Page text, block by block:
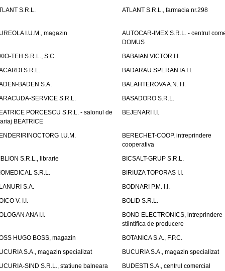
S.R.L.
ATLANT S.R.L., farmacia nr.298
I.U.M., magazin
AUTOCAR-IMEX S.R.L. - centrul
DOMUS
TEH S.R.L., S.C.
BABAIAN VICTOR I.I.
S.R.L.
BADARAU SPERANTA I.I.
BADEN S.A.
BALAHTEROVA A.N. I.I.
SERVICE S.R.L.
BASADORO S.R.L.
PORCESCU S.R.L. - salonul de
BEATRICE
BEJENARI I.I.
I.U.M.
BERECHET-COOP, intreprindere
cooperativa
S.R.L., librarie
BICSALT-GRUP S.R.L.
S.R.L.
BIRIUZA TOPORAS I.I.
S.A.
BODNARI P.M. I.I.
V. I.I.
BOLID S.R.L.
ANA I.I.
BOND ELECTRONICS, intreprindere
stiintifica de producere
HUGO BOSS, magazin
BOTANICA S.A., F.P.C.
S.A., magazin specializat
BUCURIA S.A., magazin specializat
SIND S.R.L., statiune balneara
BUDESTI S.A., centrul comercial